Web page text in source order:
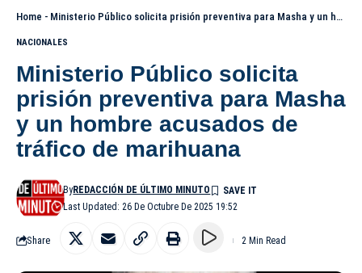
Home - Ministerio Público solicita prisión preventiva para Masha y un hombre acusados de tráfico de marihuana
NACIONALES
Ministerio Público solicita
prisión preventiva para Masha
y un hombre acusados de
tráfico de marihuana
Last Updated: 26 De Octubre De 2025 19:52
ByREDACCIÓN DE ÚLTIMO MINUTO
Share 2 Min Read